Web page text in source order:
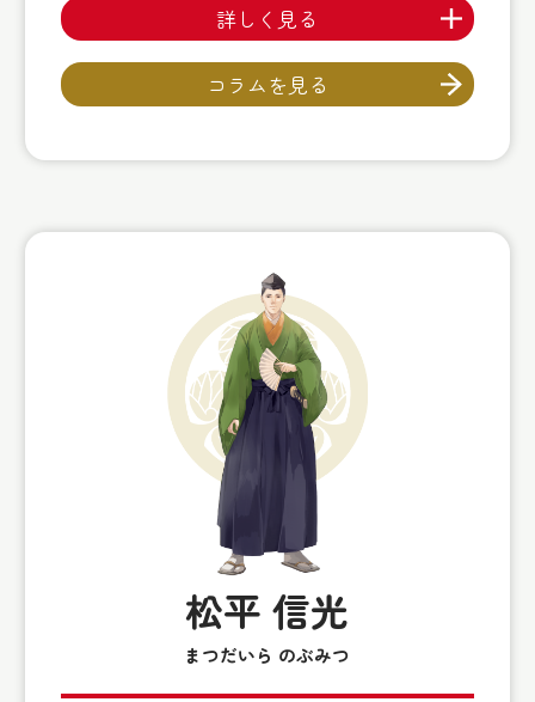
詳しく見る
コラムを見る
松平 信光
まつだいら のぶみつ